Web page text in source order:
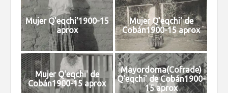
Mujer Q'eqchi'1900-15
aprox
Mujer Q'eqchi' de
Cobán1900-15 aprox
Mujer Q'eqchi' de
Cobán1900-15 aprox
Mayordoma(Cofrade)
Q'eqchi' de Cobán1900-
15 aprox